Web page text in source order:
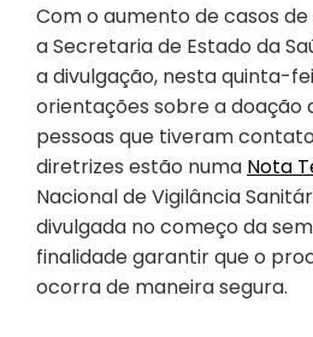
Com o aumento de casos
a Secretaria de Estado da
a divulgação, nesta quinta-
orientações sobre a doação
pessoas que tiveram
diretrizes estão numa Nota
Nacional de Vigilância
divulgada no começo da
finalidade garantir que o
ocorra de maneira segura.